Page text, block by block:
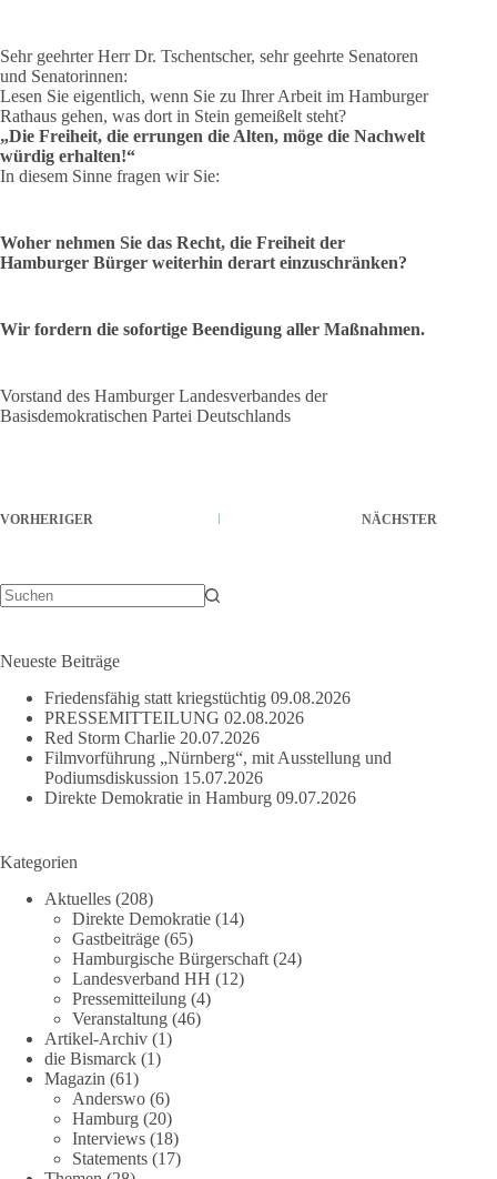
Sehr geehrter Herr Dr. Tschentscher, sehr geehrte Senatoren
und Senatorinnen:
Lesen Sie eigentlich, wenn Sie zu Ihrer Arbeit im Hamburger
Rathaus gehen, was dort in Stein gemeißelt steht?
„Die Freiheit, die errungen die Alten, möge die Nachwelt
würdig erhalten!“
In diesem Sinne fragen wir Sie:
Woher nehmen Sie das Recht, die Freiheit der
Hamburger Bürger weiterhin derart einzuschränken?
Wir fordern die sofortige Beendigung aller Maßnahmen.
Vorstand des Hamburger Landesverbandes der
Basisdemokratischen Partei Deutschlands
VORHERIGER NÄCHSTER
Neueste Beiträge
Friedensfähig statt kriegstüchtig 09.08.2026
PRESSEMITTEILUNG 02.08.2026
Red Storm Charlie 20.07.2026
Filmvorführung „Nürnberg“, mit Ausstellung und
Podiumsdiskussion 15.07.2026
Direkte Demokratie in Hamburg 09.07.2026
Kategorien
Aktuelles (208)
Direkte Demokratie (14)
Gastbeiträge (65)
Hamburgische Bürgerschaft (24)
Landesverband HH (12)
Pressemitteilung (4)
Veranstaltung (46)
Artikel-Archiv (1)
die Bismarck (1)
Magazin (61)
Anderswo (6)
Hamburg (20)
Interviews (18)
Statements (17)